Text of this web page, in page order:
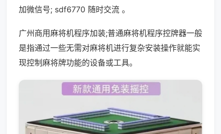
加微信号; sdf6770 随时交流 。
广州商用麻将机程序加装;普通麻将机程序控牌器一般
是指通过一些无需对麻将机进行复杂安装操作就能实
现控制麻将牌功能的设备或工具。